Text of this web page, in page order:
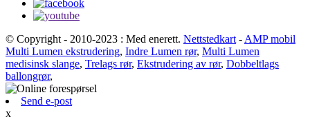
© Copyright - 2010-2023 : Med enerett. Nettstedkart - AMP mobil
Multi Lumen ekstrudering, Indre Lumen rør, Multi Lumen
medisinsk slange, Trelags rør, Ekstrudering av rør, Dobbeltlags
ballongrør,
Send e-post
x